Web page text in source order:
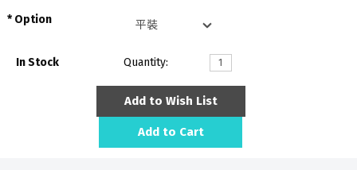
Option
In Stock Quantity:
Add to Wish List
Add to Cart